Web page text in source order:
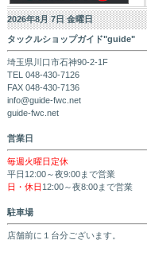
2026年8月 7日 金曜日
タックルショップガイド"guide"
埼玉県川口市石神90-2-1F
TEL 048-430-7126
FAX 048-430-7136
info@guide-fwc.net
guide-fwc.net
営業日
毎週火曜日定休
平日12:00～夜9:00まで営業
日・休日 12:00～夜8:00まで営業
駐車場
店舗前に１台分ございます。